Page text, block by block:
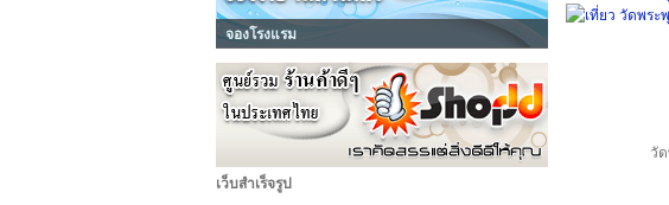
จองโรงแรม
เว็บสำเร็จรูป
วั